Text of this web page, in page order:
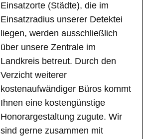
Einsatzorte (Städte), die im
Einsatzradius unserer Detektei
liegen, werden ausschließlich
über unsere Zentrale im
Landkreis betreut. Durch den
Verzicht weiterer
kostenaufwändiger Büros kommt
Ihnen eine kostengünstige
Honorargestaltung zugute. Wir
sind gerne zusammen mit